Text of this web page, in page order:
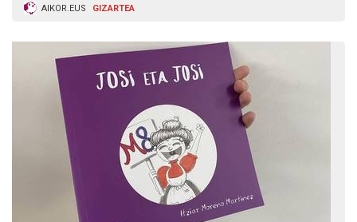
AIKOR.EUS GIZARTEA